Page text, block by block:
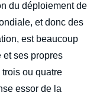
du déploiement de
et donc des
est beaucoup
et ses propres
ou quatre
essor de la